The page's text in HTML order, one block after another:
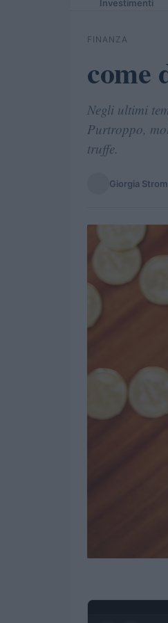
Investimenti
FINANZA
come
Negli ultimi
Purtroppo,
truffe.
Giorgia